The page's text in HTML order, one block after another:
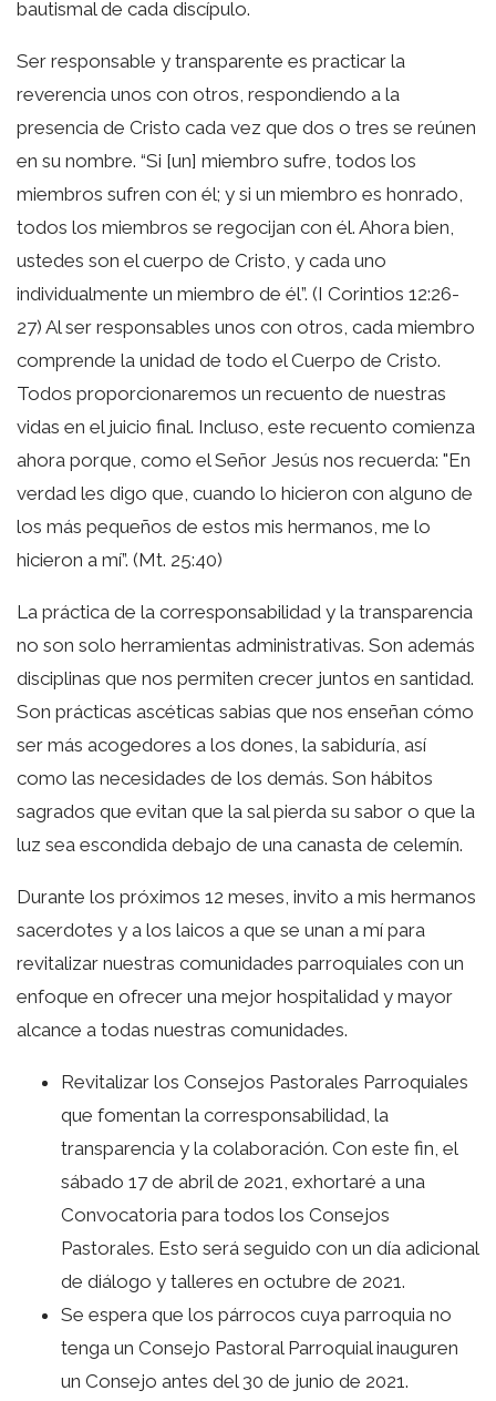
bautismal de cada discípulo.
Ser responsable y transparente es practicar la
reverencia unos con otros, respondiendo a la
presencia de Cristo cada vez que dos o tres se reúnen
en su nombre. “Si [un] miembro sufre, todos los
miembros sufren con él; y si un miembro es honrado,
todos los miembros se regocijan con él. Ahora bien,
ustedes son el cuerpo de Cristo, y cada uno
individualmente un miembro de él”. (I Corintios 12:26-
27) Al ser responsables unos con otros, cada miembro
comprende la unidad de todo el Cuerpo de Cristo.
Todos proporcionaremos un recuento de nuestras
vidas en el juicio final. Incluso, este recuento comienza
ahora porque, como el Señor Jesús nos recuerda: "En
verdad les digo que, cuando lo hicieron con alguno de
los más pequeños de estos mis hermanos, me lo
hicieron a mí”. (Mt. 25:40)
La práctica de la corresponsabilidad y la transparencia
no son solo herramientas administrativas. Son además
disciplinas que nos permiten crecer juntos en santidad.
Son prácticas ascéticas sabias que nos enseñan cómo
ser más acogedores a los dones, la sabiduría, así
como las necesidades de los demás. Son hábitos
sagrados que evitan que la sal pierda su sabor o que la
luz sea escondida debajo de una canasta de celemín.
Durante los próximos 12 meses, invito a mis hermanos
sacerdotes y a los laicos a que se unan a mí para
revitalizar nuestras comunidades parroquiales con un
enfoque en ofrecer una mejor hospitalidad y mayor
alcance a todas nuestras comunidades.
Revitalizar los Consejos Pastorales Parroquiales
que fomentan la corresponsabilidad, la
transparencia y la colaboración. Con este fin, el
sábado 17 de abril de 2021, exhortaré a una
Convocatoria para todos los Consejos
Pastorales. Esto será seguido con un día adicional
de diálogo y talleres en octubre de 2021.
Se espera que los párrocos cuya parroquia no
tenga un Consejo Pastoral Parroquial inauguren
un Consejo antes del 30 de junio de 2021.